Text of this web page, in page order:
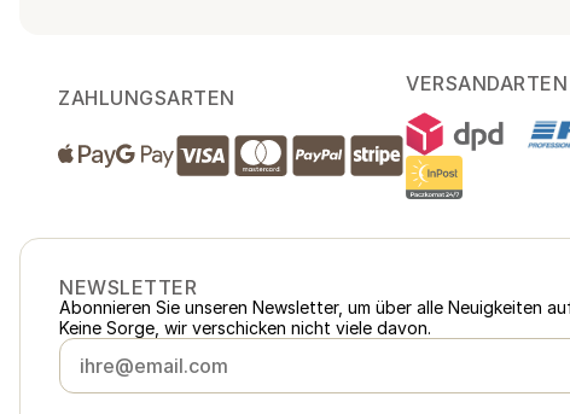
ZAHLUNGSARTEN
VERSANDARTEN
NEWSLETTER
Abonnieren Sie unseren Newsletter, um über alle Neuigkeiten
Keine Sorge, wir verschicken nicht viele davon.